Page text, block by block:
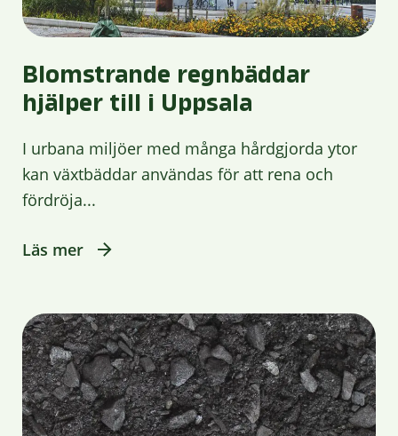
Blomstrande regnbäddar
hjälper till i Uppsala
I urbana miljöer med många hårdgjorda ytor
kan växtbäddar användas för att rena och
fördröja...
Läs mer